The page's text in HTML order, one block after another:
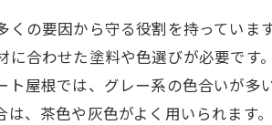
の要因から守る役割を持っていま
合わせた塗料や色選びが必要です
屋根では、グレー系の色合いが多
、茶色や灰色がよく用いられます